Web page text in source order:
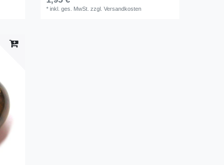
*inkl. ges. MwSt. zzgl.Versandkosten